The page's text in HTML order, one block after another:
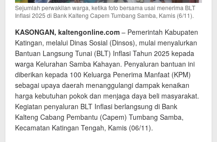
Sejumlah perwakilan warga, ketika foto bersama usai menerima BLT
Inflasi 2025 di Bank Kalteng Capem Tumbang Samba, Kamis (6/11).
KASONGAN, kaltengonline.com – Pemerintah Kabupaten
Katingan, melalui Dinas Sosial (Dinsos), mulai menyalurkan
Bantuan Langsung Tunai (BLT) Inflasi Tahun 2025 kepada
warga Kelurahan Samba Kahayan. Penyaluran bantuan ini
diberikan kepada 100 Keluarga Penerima Manfaat (KPM)
sebagai upaya daerah menanggulangi dampak kenaikan
harga kebutuhan pokok dan menjaga daya beli masyarakat.
Kegiatan penyaluran BLT Inflasi berlangsung di Bank
Kalteng Cabang Pembantu (Capem) Tumbang Samba,
Kecamatan Katingan Tengah, Kamis (06/11).